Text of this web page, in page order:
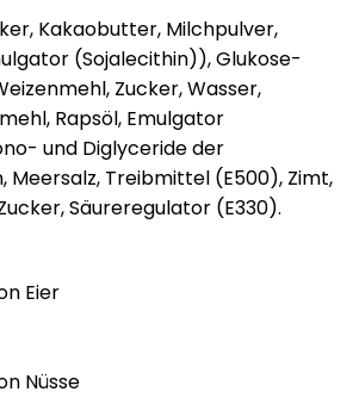
Kakaobutter, Milchpulver,
(Sojalecithin)), Glukose-
Zucker, Wasser,
Rapsöl, Emulgator
und Diglyceride der
Meersalz, Treibmittel (E500), Zimt,
Säureregulator (E330).
Eier
Nüsse